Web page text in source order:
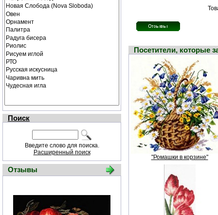
Поиск
Введите слово для поиска.
Расширенный поиск
Отзывы
Посетители, которые
"Ромашки в корзине"